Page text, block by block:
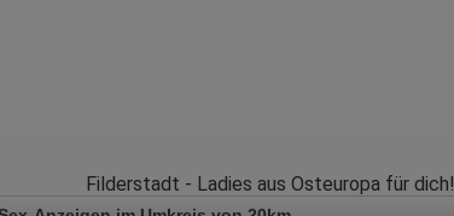
Filderstadt - Ladies aus Osteuropa für dich!